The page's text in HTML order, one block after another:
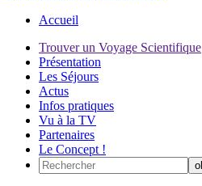
Accueil
Trouver un Voyage Scientifique
Présentation
Les Séjours
Actus
Infos pratiques
Vu à la TV
Partenaires
Le Concept !